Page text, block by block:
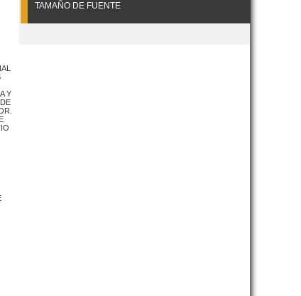
TAMAÑO DE FUENTE
Y